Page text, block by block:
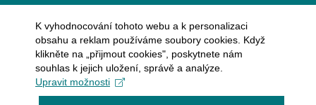
K vyhodnocování tohoto webu a k personalizaci
obsahu a reklam používáme soubory cookies. Když
klikněte na „přijmout cookies", poskytnete nám
souhlas k jejich uložení, správě a analýze.
Upravit možnosti